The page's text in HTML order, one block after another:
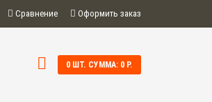
Сравнение Оформить заказ
0 ШТ. СУММА: 0 Р.